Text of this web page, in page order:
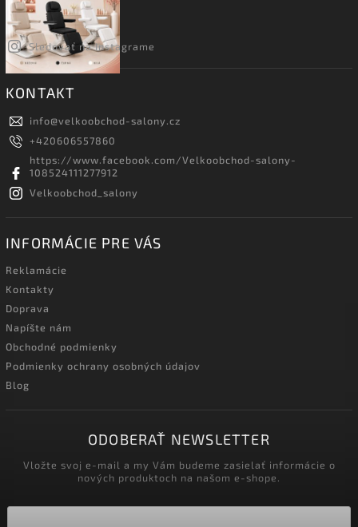
Sledovať na Instagrame
KONTAKT
info@velkoobchod-salony.cz
+420606557860
https://www.facebook.com/Velkoobchod-salony-
108524111277912
Velkoobchod_salony
INFORMÁCIE PRE VÁS
Reklamácie
Kontakty
Doprava
Napíšte nám
Obchodné podmienky
Podmienky ochrany osobných údajov
Blog
ODOBERAŤ NEWSLETTER
Vložte svoj e-mail a my Vám budeme zasielať informácie o
nových produktoch na našom e-shope.